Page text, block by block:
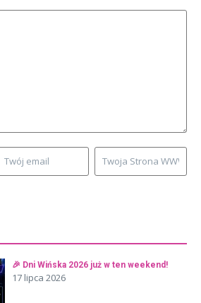
🎉 Dni Wińska 2026 już w ten weekend!
17 lipca 2026